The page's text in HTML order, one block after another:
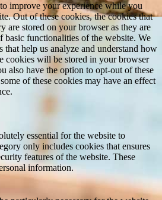
improve your experience while you
Out of these cookies, the cookies that
are stored on your browser as they are
basic functionalities of the website. We
that help us analyze and understand how
cookies will be stored in your browser
also have the option to opt-out of these
of these cookies may have an effect
essential for the website to
only includes cookies that ensures
features of the website. These
information.